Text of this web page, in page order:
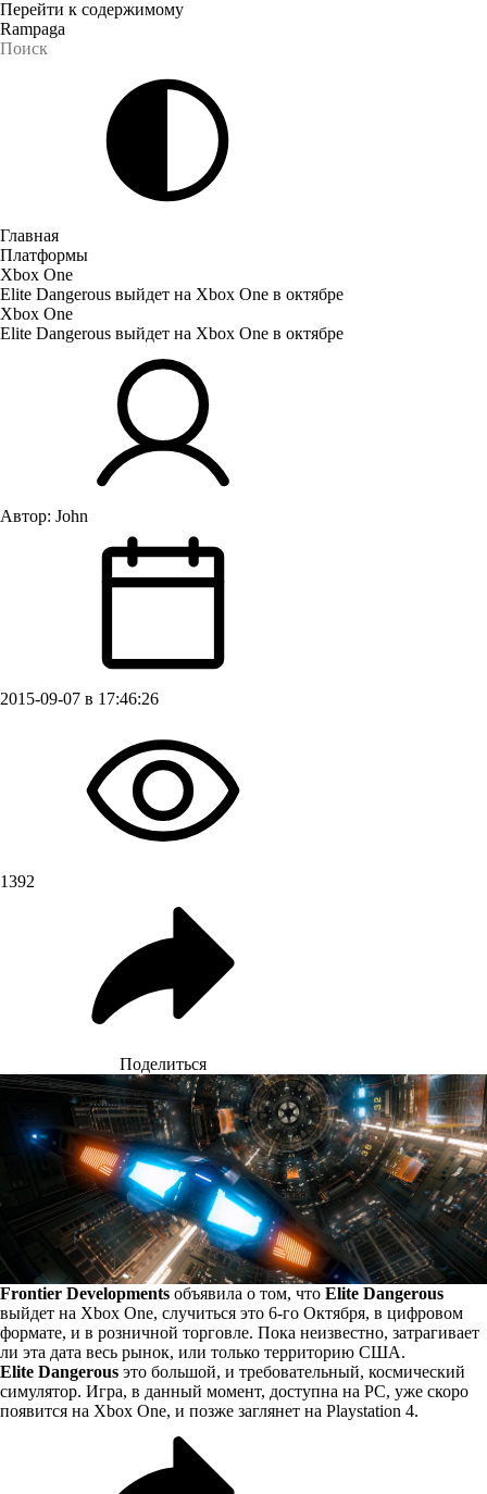
Перейти к содержимому
Rampaga
Главная
Платформы
Xbox One
Elite Dangerous выйдет на Xbox One в октябре
Xbox One
Elite Dangerous выйдет на Xbox One в октябре
Автор: John
2015-09-07 в 17:46:26
1392
Поделиться
Frontier Developments объявила о том, что Elite Dangerous
выйдет на Xbox One, случиться это 6-го Октября, в цифровом
формате, и в розничной торговле. Пока неизвестно, затрагивает
ли эта дата весь рынок, или только территорию США.
Elite Dangerous это большой, и требовательный, космический
симулятор. Игра, в данный момент, доступна на PC, уже скоро
появится на Xbox One, и позже заглянет на Playstation 4.